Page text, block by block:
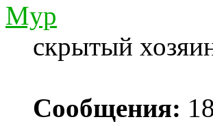
Myp
скрытый
Сообщения: